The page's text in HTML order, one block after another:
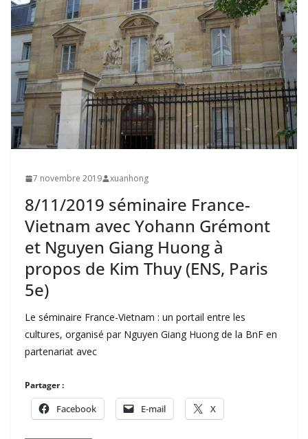
7 novembre 2019 xuanhong
8/11/2019 séminaire France-
Vietnam avec Yohann Grémont
et Nguyen Giang Huong à
propos de Kim Thuy (ENS, Paris
5e)
Le séminaire France-Vietnam : un portail entre les
cultures, organisé par Nguyen Giang Huong de la BnF en
partenariat avec
Partager :
Facebook E-mail X